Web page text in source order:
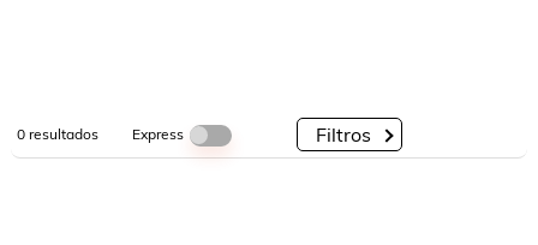
0resultados Express Filtros